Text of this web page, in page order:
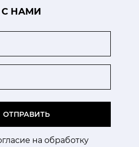
С НАМИ
ОТПРАВИТЬ
на обработку